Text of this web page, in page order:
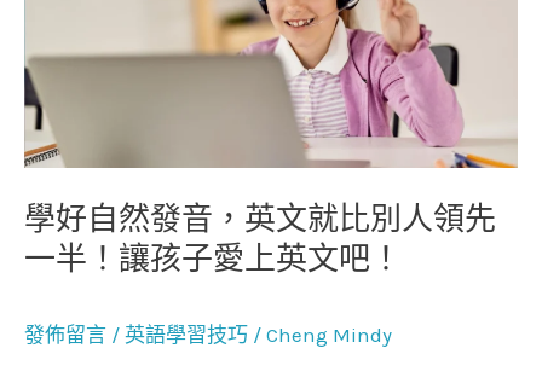
學好自然發音，英文就比別人領先
一半！讓孩子愛上英文吧！
發佈留言 / 英語學習技巧 / Cheng Mindy
發
音，
英
文
就
比
領